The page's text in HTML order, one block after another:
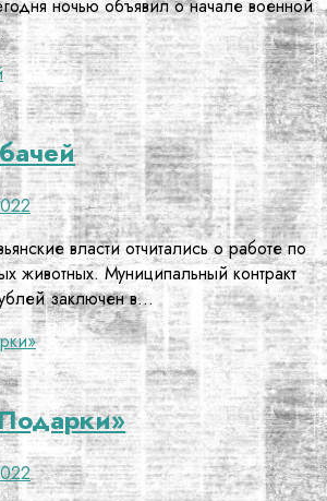
ночью объявил о начале военной
власти отчитались о работе по
животных. Муниципальный контракт
заключен в…